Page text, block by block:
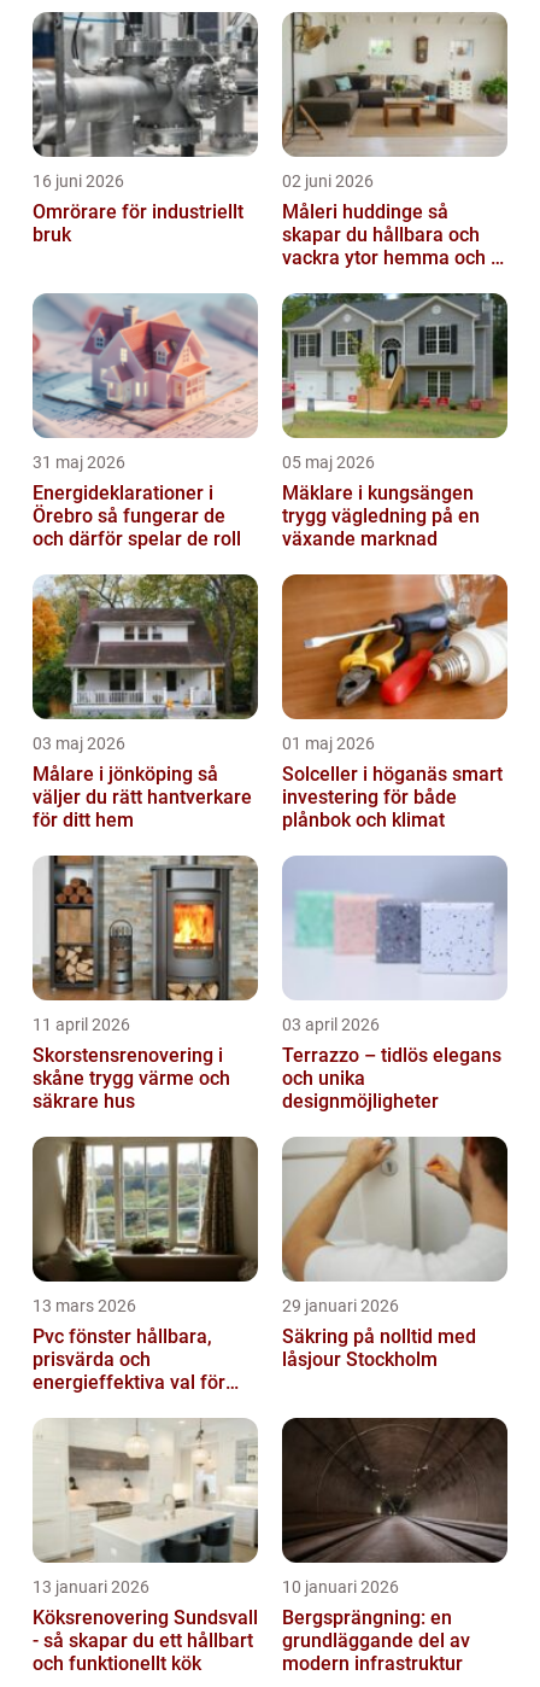
16 juni 2026
Omrörare för industriellt
bruk
02 juni 2026
Måleri huddinge så
skapar du hållbara och
vackra ytor hemma och i
31 maj 2026
Energideklarationer i
Örebro så fungerar de
och därför spelar de roll
05 maj 2026
Mäklare i kungsängen
trygg vägledning på en
växande marknad
03 maj 2026
Målare i jönköping så
väljer du rätt hantverkare
för ditt hem
01 maj 2026
Solceller i höganäs smart
investering för både
plånbok och klimat
11 april 2026
Skorstensrenovering i
skåne trygg värme och
säkrare hus
03 april 2026
Terrazzo – tidlös elegans
och unika
designmöjligheter
13 mars 2026
Pvc fönster hållbara,
prisvärda och
energieffektiva val för
29 januari 2026
Säkring på nolltid med
låsjour Stockholm
13 januari 2026
Köksrenovering Sundsvall
- så skapar du ett hållbart
och funktionellt kök
10 januari 2026
Bergsprängning: en
grundläggande del av
modern infrastruktur